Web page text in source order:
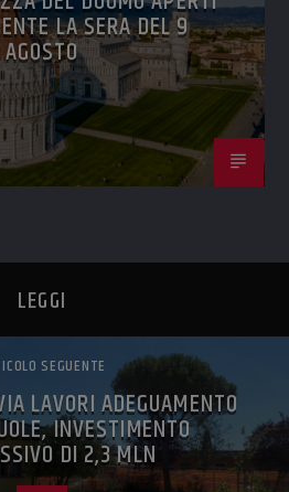
LA SERA DEL 9
AGOSTO
LEGGI
SEGUENTE
LAVORI ADEGUAMENTO
INVESTIMENTO
DI 2,3 MLN